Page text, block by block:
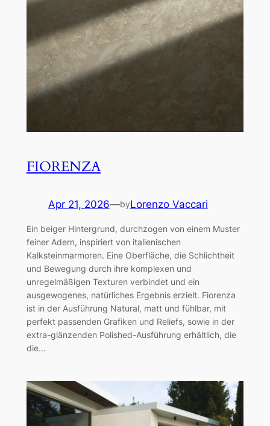
FIORENZA
Apr 21, 2026—byLorenzo Vaccari
Ein beiger Hintergrund, durchzogen von einem Muster
feiner Adern, inspiriert von italienischen
Kalksteinmarmoren. Eine Oberfläche, die Schlichtheit
und Bewegung durch ihre komplexen und
unregelmäßigen Texturen verbindet und ein
ausgewogenes, natürliches Ergebnis erzielt. Fiorenza
ist in der Ausführung Natural, matt und fühlbar, mit
perfekt passenden Grafiken und Reliefs, sowie in der
extra-glänzenden Polished-Ausführung erhältlich, die
die…